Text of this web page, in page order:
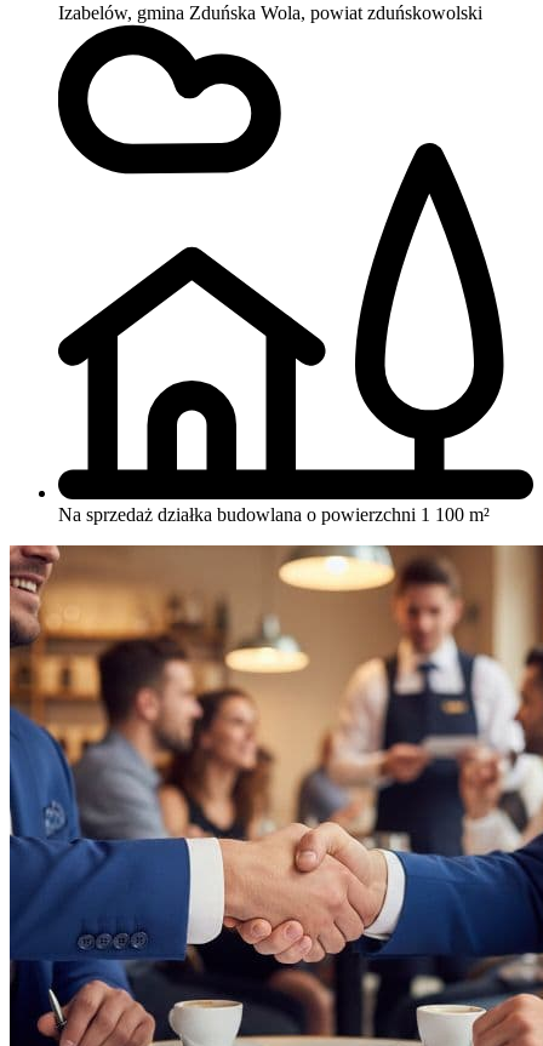
Izabelów, gmina Zduńska Wola, powiat zduńskowolski
Na sprzedaż działka budowlana o powierzchni 1 100 m²